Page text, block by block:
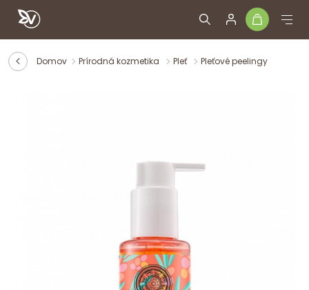
Domov Prírodná kozmetika Pleť Pleťové peelingy